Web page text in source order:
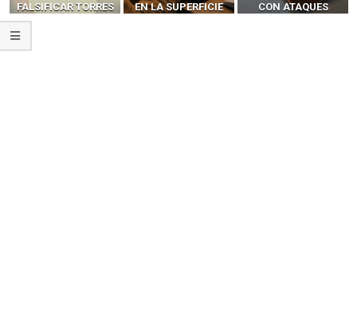
EN LA SUPERFICIE
DE ATAQUE MÁS
CON ATAQUES
‘HACKEAR’ — EL